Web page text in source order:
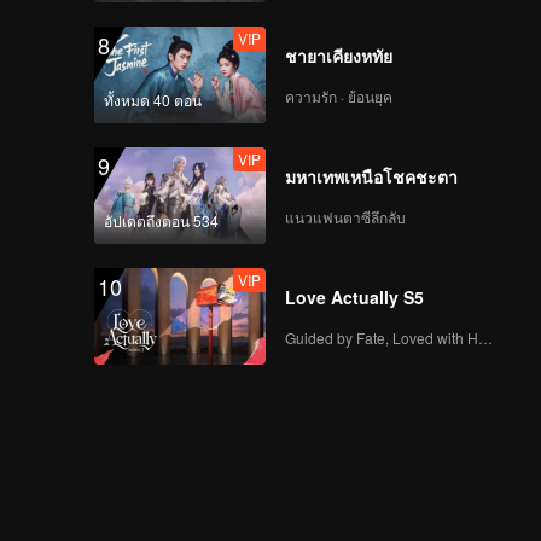
8
ทั้งหมด 40 ตอน
VIP
ชายาเคียงหทัย
ความรัก · ย้อนยุค
9
อัปเดตถึงตอน 534
VIP
มหาเทพเหนือโชคชะตา
แนวแฟนตาซีลึกลับ
10 VIP
Love Actually S5